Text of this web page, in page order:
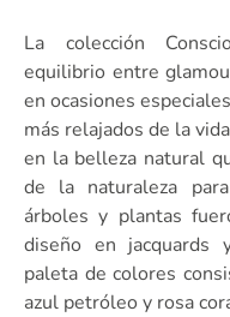
La colección
equilibrio entre
en ocasiones
más relajados de la
en la belleza natural
de la naturaleza
árboles y plantas
diseño en jacquards
paleta de colores
azul petróleo y rosa